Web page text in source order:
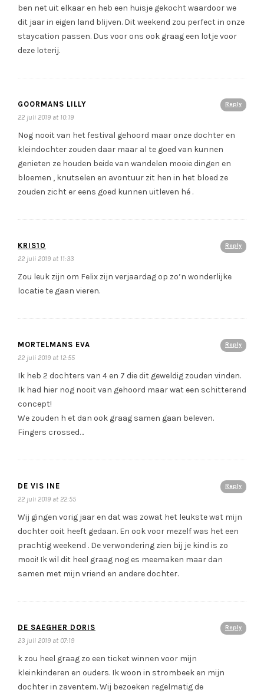
ben net uit elkaar en heb een huisje gekocht waardoor we
dit jaar in eigen land blijven. Dit weekend zou perfect in onze
staycation passen. Dus voor ons ook graag een lotje voor
deze loterij.
Reply
GOORMANS LILLY
22 juli 2019 at 10:19
Nog nooit van het festival gehoord maar onze dochter en
kleindochter zouden daar maar al te goed van kunnen
genieten ze houden beide van wandelen mooie dingen en
bloemen , knutselen en avontuur zit hen in het bloed ze
zouden zicht er eens goed kunnen uitleven hé .
Reply
KRIS10
22 juli 2019 at 11:33
Zou leuk zijn om Felix zijn verjaardag op zo’n wonderlijke
locatie te gaan vieren.
Reply
MORTELMANS EVA
22 juli 2019 at 12:55
Ik heb 2 dochters van 4 en 7 die dit geweldig zouden vinden.
Ik had hier nog nooit van gehoord maar wat een schitterend
concept!
We zouden h et dan ook graag samen gaan beleven.
Fingers crossed…
Reply
DE VIS INE
22 juli 2019 at 22:55
Wij gingen vorig jaar en dat was zowat het leukste wat mijn
dochter ooit heeft gedaan. En ook voor mezelf was het een
prachtig weekend . De verwondering zien bij je kind is zo
mooi! Ik wil dit heel graag nog es meemaken maar dan
samen met mijn vriend en andere dochter.
Reply
DE SAEGHER DORIS
23 juli 2019 at 07:19
k zou heel graag zo een ticket winnen voor mijn
kleinkinderen en ouders. Ik woon in strombeek en mijn
dochter in zaventem. Wij bezoeken regelmatig de